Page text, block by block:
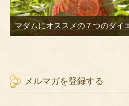
マダムにオススメの７つのダイ
メルマガを登録する